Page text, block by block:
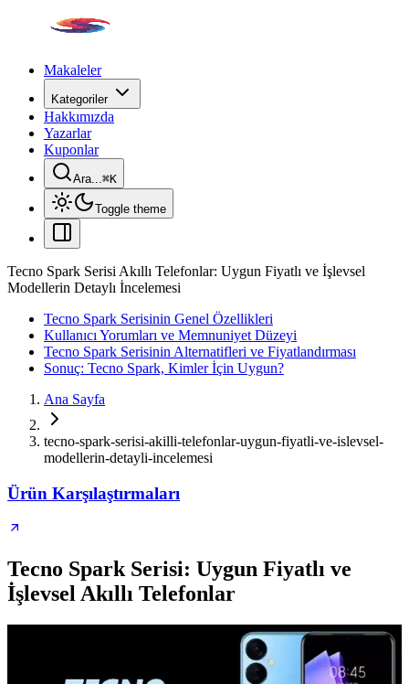
Makaleler
Kategoriler
Hakkımızda
Yazarlar
Kuponlar
Ara...⌘K
Toggle theme
Tecno Spark Serisi Akıllı Telefonlar: Uygun Fiyatlı ve İşlevsel
Modellerin Detaylı İncelemesi
Tecno Spark Serisinin Genel Özellikleri
Kullanıcı Yorumları ve Memnuniyet Düzeyi
Tecno Spark Serisinin Alternatifleri ve Fiyatlandırması
Sonuç: Tecno Spark, Kimler İçin Uygun?
Ana Sayfa
tecno-spark-serisi-akilli-telefonlar-uygun-fiyatli-ve-islevsel-
modellerin-detayli-incelemesi
Ürün Karşılaştırmaları
Tecno Spark Serisi: Uygun Fiyatlı ve
İşlevsel Akıllı Telefonlar